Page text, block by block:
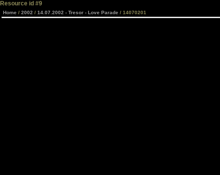
Resource id #9
Home / 2002 / 14.07.2002 - Tresor - Love Parade / 14070201